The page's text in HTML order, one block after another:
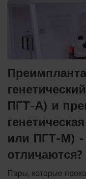
между, так
протоколом.
ПГТ-А) и
или ПГТ-М)
отличаются?
Пары, которые